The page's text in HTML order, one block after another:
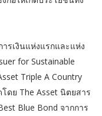
รเงินแห่งแรกและแห่ง
for Sustainable
Triple A Country
ดย The Asset นิตยสาร
Blue Bond จากการ